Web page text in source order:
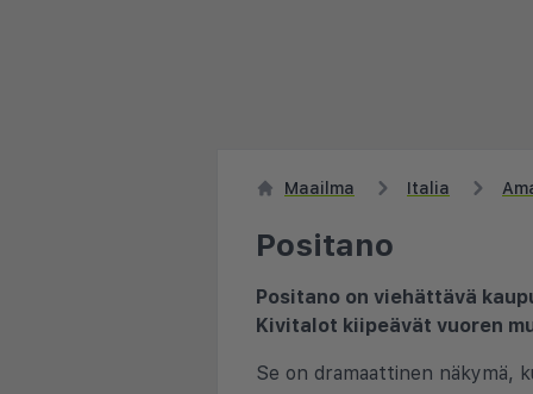
Maailma Italia
Positano
Positano on viehättävä
Kivitalot kiipeävät vuoren
Se on dramaattinen näkymä,